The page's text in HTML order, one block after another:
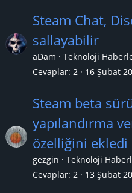
Steam Chat,
sallayabilir
aDam
Teknoloji
Cevaplar 2 16 Şubat
Steam beta
yapılandırma
özelliğini ekledi
gezgin
Teknoloji
Cevaplar 2 13 Şubat